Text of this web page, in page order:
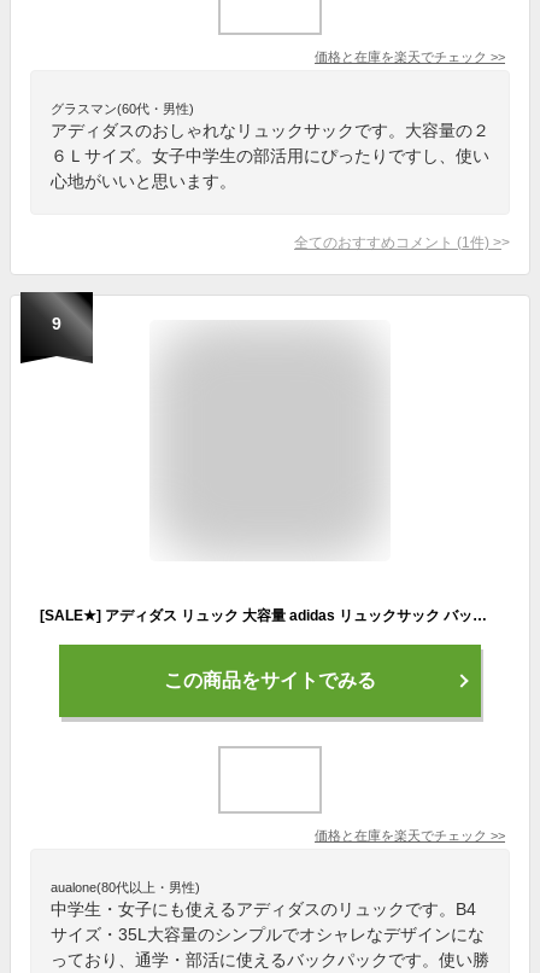
価格と在庫を楽天でチェック >>
グラスマン(60代・男性)
アディダスのおしゃれなリュックサックです。大容量の２
６Ｌサイズ。女子中学生の部活用にぴったりですし、使い
心地がいいと思います。
全てのおすすめコメント (1 件) >
9
[SALE★] アディダス リュック 大容量 adidas リュックサック バックパック デイパック バッグ レディース 女性 女の子 スタンダード 通勤 通学 通勤用 通学用 女子 スポーツ 学生 部活 A4 B4 ブラック 中学生 高校生 大学生 シンプル ロゴ 無地 流行 63527
この商品をサイトでみる
価格と在庫を楽天でチェック >>
aualone(80代以上・男性)
中学生・女子にも使えるアディダスのリュックです。B4
サイズ・35L大容量のシンプルでオシャレなデザインにな
っており、通学・部活に使えるバックパックです。使い勝